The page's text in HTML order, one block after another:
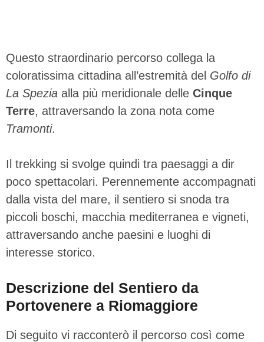
Questo straordinario percorso collega la
coloratissima cittadina all’estremità del Golfo di
La Spezia alla più meridionale delle Cinque
Terre, attraversando la zona nota come
Tramonti.
Il trekking si svolge quindi tra paesaggi a dir
poco spettacolari. Perennemente accompagnati
dalla vista del mare, il sentiero si snoda tra
piccoli boschi, macchia mediterranea e vigneti,
attraversando anche paesini e luoghi di
interesse storico.
Descrizione del Sentiero da
Portovenere a Riomaggiore
Di seguito vi racconterò il percorso così come